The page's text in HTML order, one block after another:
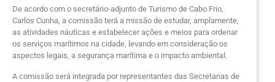
De acordo com o secretário-adjunto de Turismo de Cabo Frio,
Carlos Cunha, a comissão terá a missão de estudar, amplamente,
as atividades náuticas e estabelecer ações e meios para ordenar
os serviços marítimos na cidade, levando em consideração os
aspectos legais, a segurança marítima e o impacto ambiental.
A comissão será integrada por representantes das Secretarias de